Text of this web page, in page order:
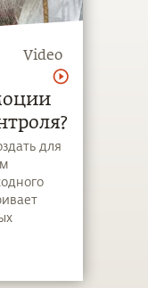
Video
для
из этого